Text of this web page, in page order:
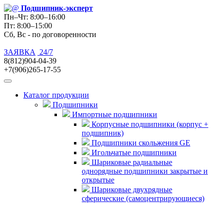
Подшипник-эксперт
Пн–Чт: 8:00–16:00
Пт: 8:00–15:00
Сб, Вс - по договоренности
ЗАЯВКА
24/7
8(812)904-04-39
+7(906)265-17-55
Каталог продукции
Подшипники
Импортные подшипники
Корпусные подшипники (корпус +
подшипник)
Подшипники скольжения GE
Игольчатые подшипники
Шариковые радиальные
однорядные подшипники закрытые и
открытые
Шариковые двухрядные
сферические (самоцентрирующиеся)